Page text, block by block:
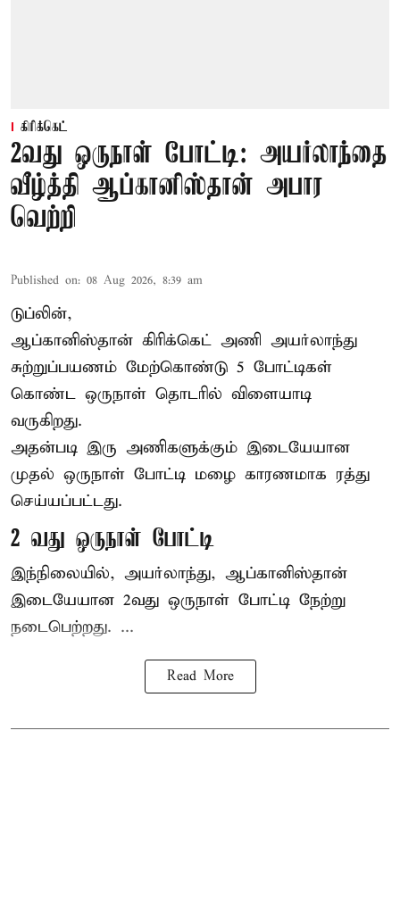
கிரிக்கெட்
2வது ஒருநாள் போட்டி: அயர்லாந்தை
வீழ்த்தி ஆப்கானிஸ்தான் அபார
வெற்றி
Published on: 08 Aug 2026, 8:39 am
டுப்லின்,
ஆப்கானிஸ்தான் கிரிக்கெட் அணி அயர்லாந்து
சுற்றுப்பயணம் மேற்கொண்டு 5 போட்டிகள்
கொண்ட ஒருநாள் தொடரில் விளையாடி
வருகிறது.
அதன்படி இரு அணிகளுக்கும் இடையேயான
முதல் ஒருநாள் போட்டி மழை காரணமாக ரத்து
செய்யப்பட்டது.
2 வது ஒருநாள் போட்டி
இந்நிலையில், அயர்லாந்து, ஆப்கானிஸ்தான்
இடையேயான 2வது ஒருநாள் போட்டி நேற்று
நடைபெற்றது. ...
Read More